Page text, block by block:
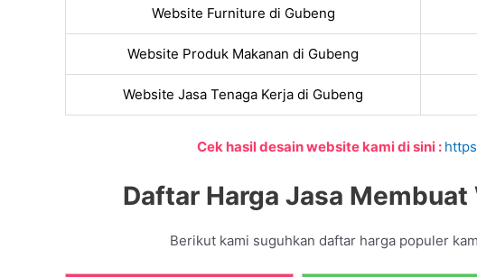
Website Furniture di Gubeng
Website Produk Makanan di Gubeng
Website Jasa Tenaga Kerja di Gubeng
Cek hasil desain website kami di sini :
Daftar Harga Jasa
Berikut kami suguhkan daftar harga populer